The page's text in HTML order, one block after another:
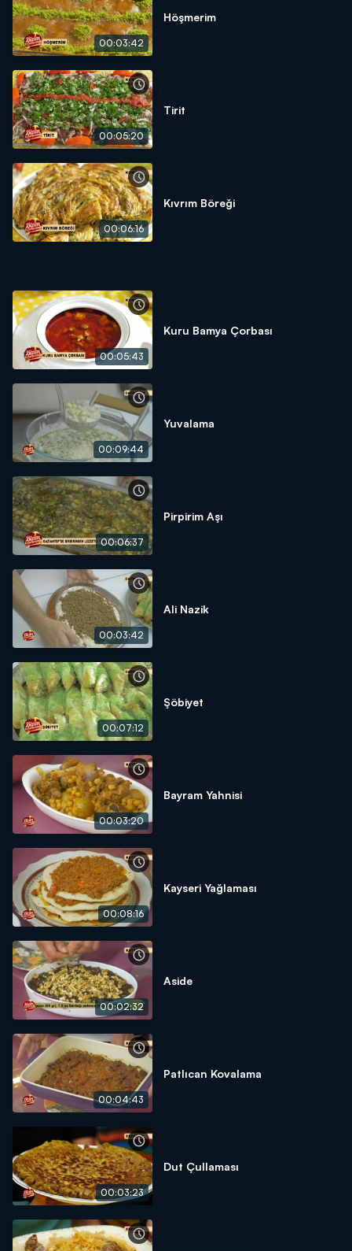
00:03:42
Höşmerim
00:05:20
Tirit
00:06:16
Kıvrım Böreği
00:05:43
Kuru Bamya Çorbası
00:09:44
Yuvalama
00:06:37
Pirpirim Aşı
00:03:42
Ali Nazik
00:07:12
Şöbiyet
00:03:20
Bayram Yahnisi
00:08:16
Kayseri Yağlaması
00:02:32
Aside
00:04:43
Patlıcan Kovalama
00:03:23
Dut Çullaması